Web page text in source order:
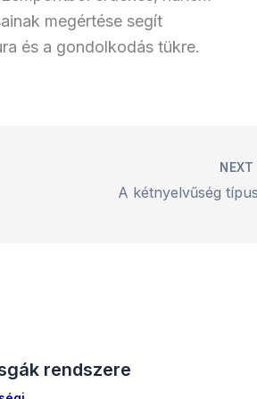
megértése segít
és a gondolkodás tükre.
NEXT
A kétnyelvűség
rendszere